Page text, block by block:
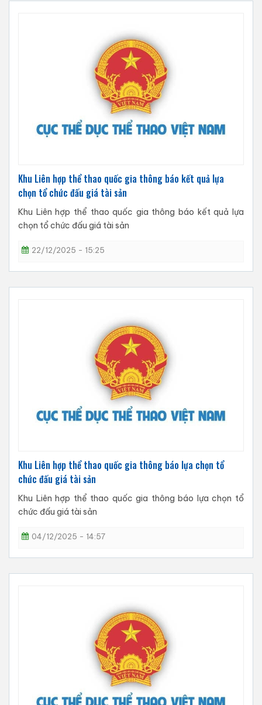
Khu Liên hợp thể thao quốc gia thông báo kết quả lựa
chọn tổ chức đấu giá tài sản
Khu Liên hợp thể thao quốc gia thông báo kết quả lựa
chọn tổ chức đấu giá tài sản
22/12/2025 - 15:25
Khu Liên hợp thể thao quốc gia thông báo lựa chọn tổ
chức đấu giá tài sản
Khu Liên hợp thể thao quốc gia thông báo lựa chọn tổ
chức đấu giá tài sản
04/12/2025 - 14:57